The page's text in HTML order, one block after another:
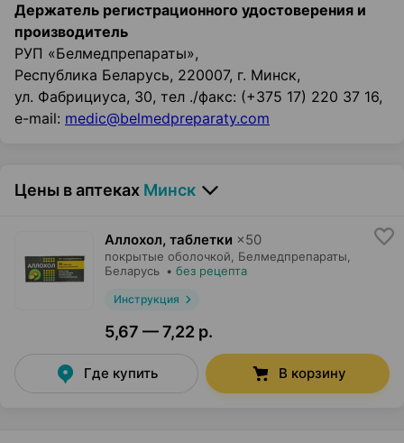
Держатель регистрационного удостоверения и
производитель
РУП «Белмедпрепараты»,
Республика Беларусь, 220007, г. Минск,
ул. Фабрициуса, 30, тел ./факс: (+375 17) 220 37 16,
e-mail: medic@belmedpreparaty.com
Цены в аптеках Минск
Аллохол, таблетки ×50
покрытые оболочкой, Белмедпрепараты,
Беларусь • без рецепта
Инструкция
5,67 — 7,22 р.
Где купить В корзину